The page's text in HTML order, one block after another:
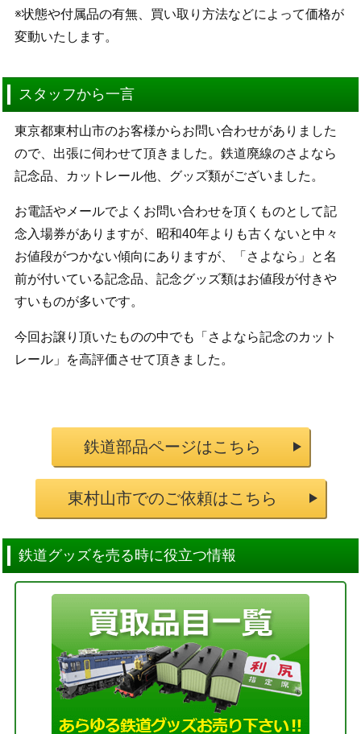
※状態や付属品の有無、買い取り方法などによって価格が
変動いたします。
スタッフから一言
東京都東村山市のお客様からお問い合わせがありました
ので、出張に伺わせて頂きました。鉄道廃線のさよなら
記念品、カットレール他、グッズ類がございました。
お電話やメールでよくお問い合わせを頂くものとして記
念入場券がありますが、昭和40年よりも古くないと中々
お値段がつかない傾向にありますが、「さよなら」と名
前が付いている記念品、記念グッズ類はお値段が付きや
すいものが多いです。
今回お譲り頂いたものの中でも「さよなら記念のカット
レール」を高評価させて頂きました。
鉄道部品ページはこちら
東村山市でのご依頼はこちら
鉄道グッズを売る時に役立つ情報